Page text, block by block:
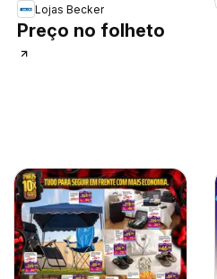
Lojas Becker
Preço no folheto